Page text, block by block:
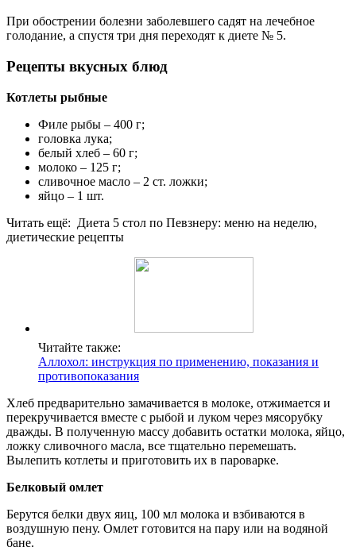
При обострении болезни заболевшего садят на лечебное
голодание, а спустя три дня переходят к диете № 5.
Рецепты вкусных блюд
Котлеты рыбные
Филе рыбы – 400 г;
головка лука;
белый хлеб – 60 г;
молоко – 125 г;
сливочное масло – 2 ст. ложки;
яйцо – 1 шт.
Читать ещё: Диета 5 стол по Певзнеру: меню на неделю,
диетические рецепты
Читайте также:
Аллохол: инструкция по применению, показания и
противопоказания
Хлеб предварительно замачивается в молоке, отжимается и
перекручивается вместе с рыбой и луком через мясорубку
дважды. В полученную массу добавить остатки молока, яйцо,
ложку сливочного масла, все тщательно перемешать.
Вылепить котлеты и приготовить их в пароварке.
Белковый омлет
Берутся белки двух яиц, 100 мл молока и взбиваются в
воздушную пену. Омлет готовится на пару или на водяной
бане.